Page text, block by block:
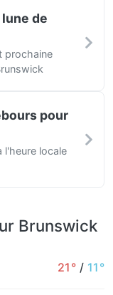
de
prochaine
pour
l'heure locale
Brunswick
21° / 11°